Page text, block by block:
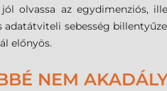
olvassa az egydimenziós,
sebesség
előnyös.
NEM